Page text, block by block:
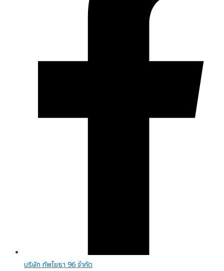
บริษัท ทัพโยธา 96 จำกัด